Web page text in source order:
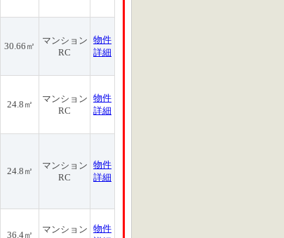
30.66㎡
マンション
RC
物件
詳細
24.8㎡
マンション
RC
物件
詳細
24.8㎡
マンション
RC
物件
詳細
36.4㎡
マンション 物件